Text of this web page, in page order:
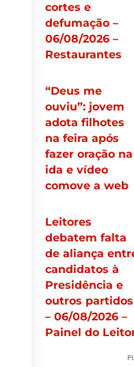
cortes e
defumação –
06/08/2026 –
Restaurantes
“Deus me
ouviu”: jovem
adota filhotes
na feira após
fazer oração na
ida e vídeo
comove a web
Leitores
debatem falta
de aliança
candidatos à
Presidência e
outros partidos
– 06/08/2026 –
Painel do